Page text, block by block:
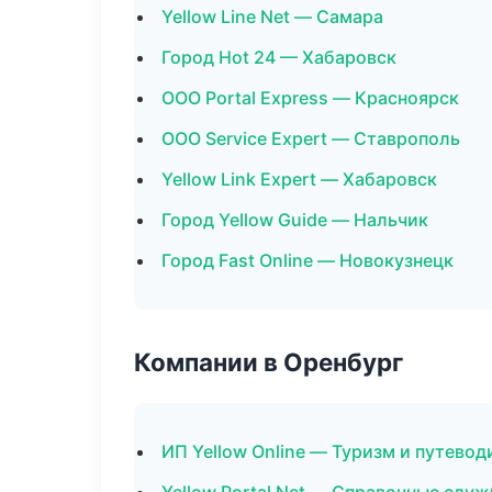
Yellow Line Net — Самара
Город Hot 24 — Хабаровск
ООО Portal Express — Красноярск
ООО Service Expert — Ставрополь
Yellow Link Expert — Хабаровск
Город Yellow Guide — Нальчик
Город Fast Online — Новокузнецк
Компании в Оренбург
ИП Yellow Online — Туризм и